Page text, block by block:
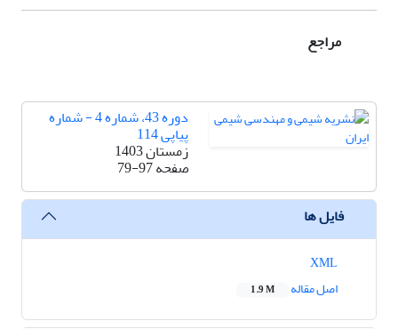
مراجع
دوره 43، شماره 4 - شماره
پیاپی 114
زمستان 1403
صفحه79-97
فایل ها
اصل مقاله
1.9 M